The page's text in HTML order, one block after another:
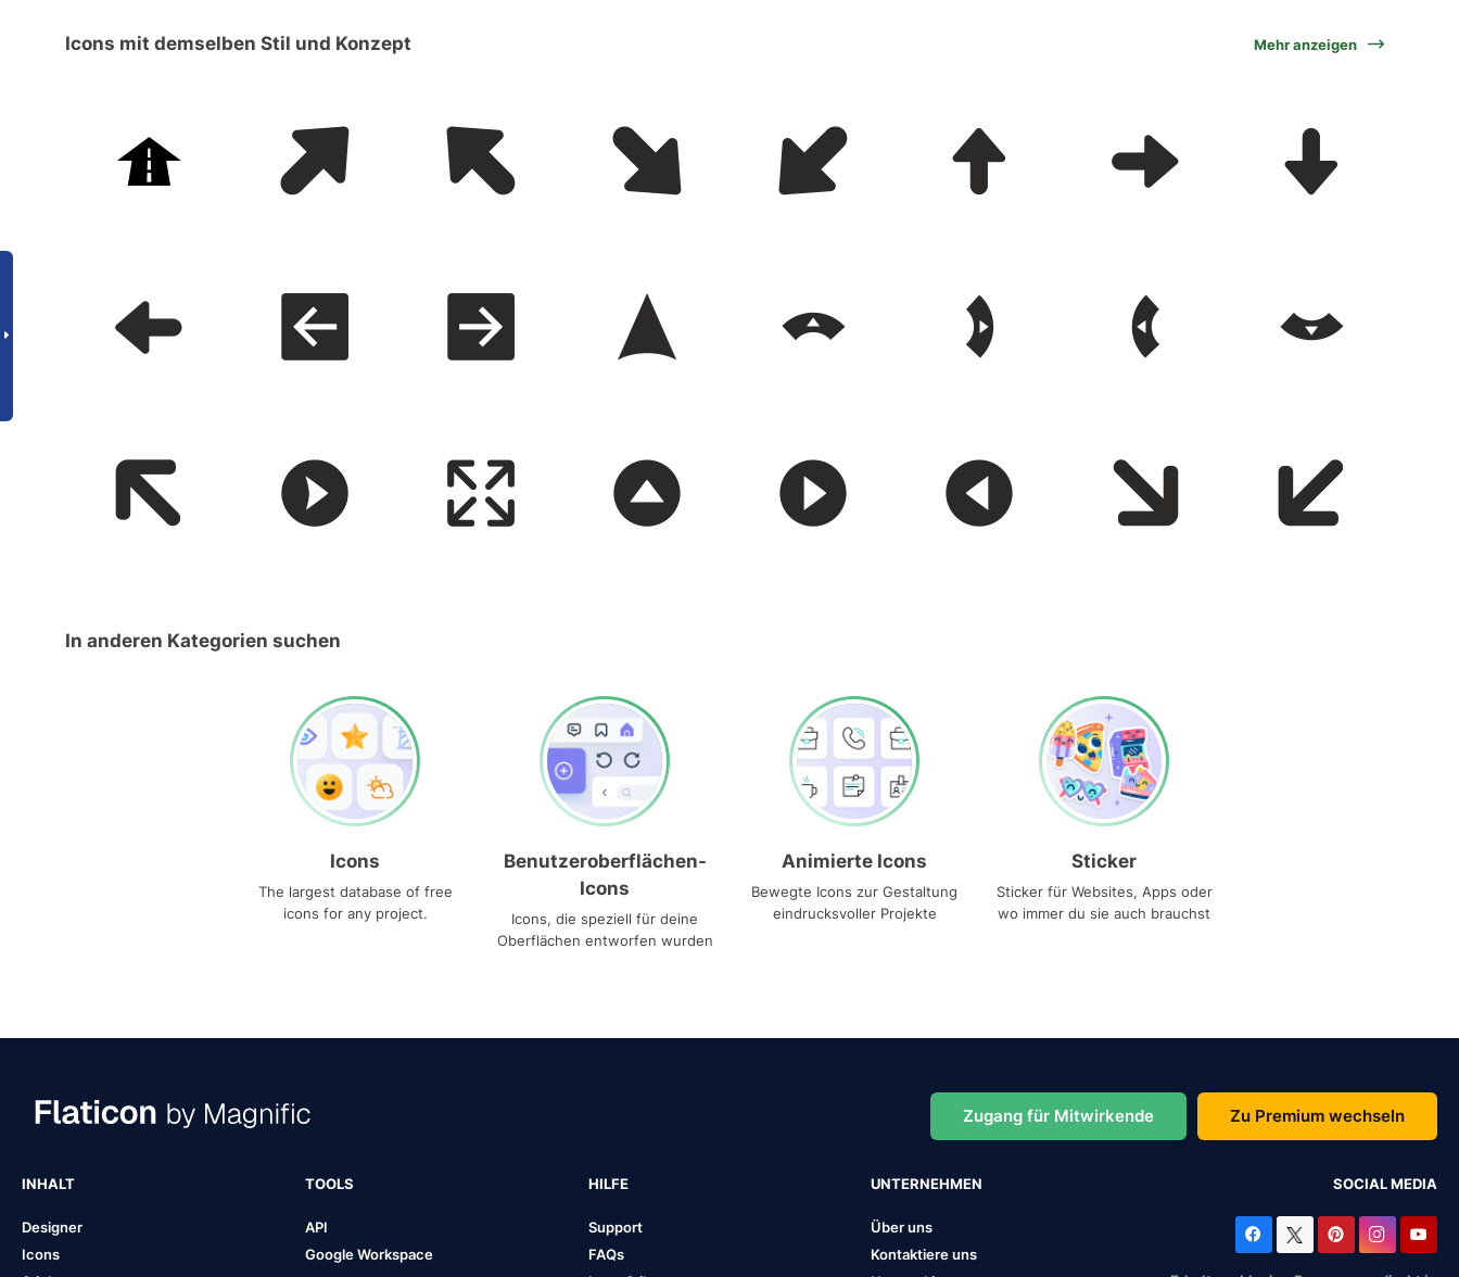
Icons mit demselben Stil und Konzept Mehr anzeigen
In anderen Kategorien suchen
Icons
The largest database of free
icons for any project.
Benutzeroberflächen-
Icons
Icons, die speziell für deine
Oberflächen entworfen wurden
Animierte Icons
Bewegte Icons zur Gestaltung
eindrucksvoller Projekte
Sticker
Sticker für Websites, Apps oder
wo immer du sie auch brauchst
Zugang für Mitwirkende Zu Premium wechseln
INHALT
Designer
Icons
TOOLS
API
Google Workspace
HILFE
Support
FAQs
UNTERNEHMEN
Über uns
Kontaktiere uns
SOCIAL MEDIA